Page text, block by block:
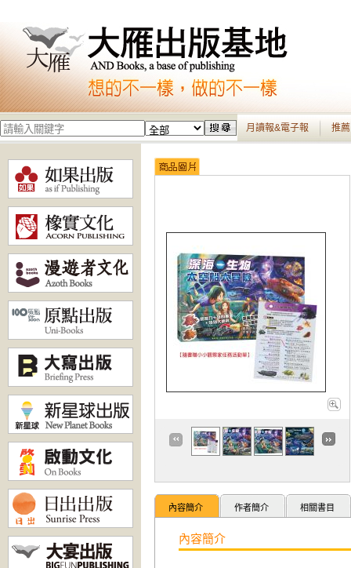
月讀報&電子報 推
內容簡介 作者簡介 相關書目
內容簡介